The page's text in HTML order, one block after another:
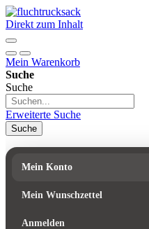
Direkt zum Inhalt
Mein Warenkorb
Suche
Suche
Erweiterte Suche
Suche
Mein Konto
Mein Wunschzettel
Anmelden